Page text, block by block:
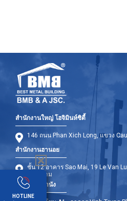
สำนักงานใหญ่ โฮจิมินห์ซิตี้
146 ถนน Phan Xich Long, แขวง
สำนักงานฮานอย
ชั้น 12 อาคาร Sao Mai, 19 Le Van
เวียดนาม
สำนักงานดานัง
HOTLINE